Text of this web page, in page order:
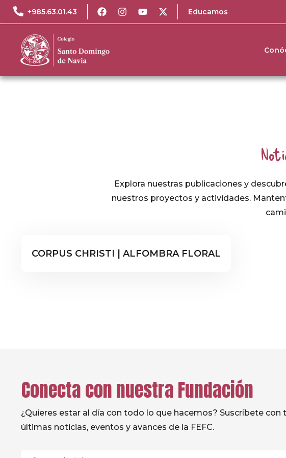
+985.63.01.43 Educamos
Explora nuestras publicaciones y
nuestros proyectos y actividades.
CORPUS CHRISTI | ALFOMBRA FLORAL
Conecta con nuestra Fundación
¿Quieres estar al día con todo lo que hacemos? Suscríbete con
últimas noticias, eventos y avances de la FEFC.